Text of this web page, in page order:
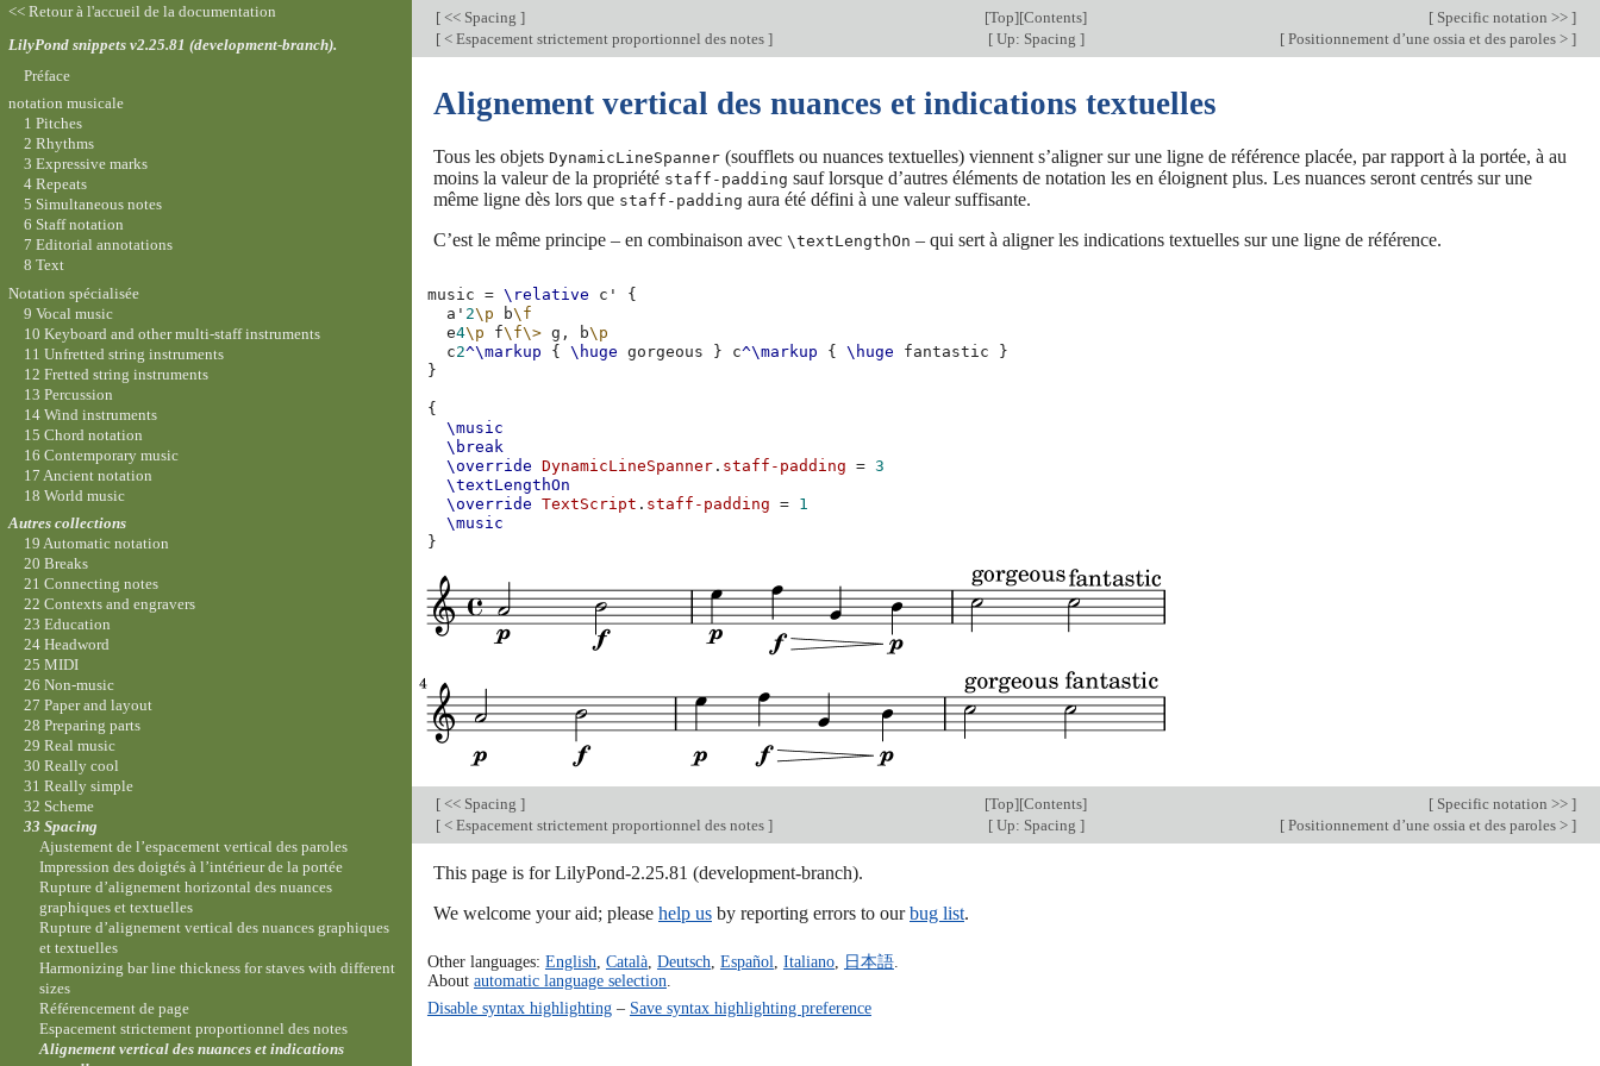
[ << Spacing ] [Top][Contents] [ Specific notation >> ]
[ < Espacement strictement proportionnel des notes ] [Up: Spacing ] [ Positionnement d’une ossia et des paroles > ]
Alignement vertical des nuances et indications textuelles
Tous les objets DynamicLineSpanner (soufflets ou nuances textuelles) viennent s’aligner sur une ligne de référence placée, par rapport à la portée, à au
moins la valeur de la propriété staff-padding sauf lorsque d’autres éléments de notation les en éloignent plus. Les nuances seront centrés sur une
même ligne dès lors que staff-padding aura été défini à une valeur suffisante.
C’est le même principe – en combinaison avec \textLengthOn – qui sert à aligner les indications textuelles sur une ligne de référence.
music = \relative c'
{
a' 2\p b\f
e4\p f\f\> g, b\p
c2^\markup { \huge gorgeous } c^\markup { \huge fantastic
}
}
{
\music
\break
\override
DynamicLineSpanner . staff-padding = 3
\textLengthOn
\override
TextScript . staff-padding = 1
\music
}
[ << Spacing ] [Top][Contents] [ Specific notation >> ]
[ < Espacement strictement proportionnel des notes ] [Up: Spacing ] [ Positionnement d’une ossia et des paroles > ]
This page is for LilyPond-2.25.81 (development-branch).
We welcome your aid; please help us by reporting errors to ourbug list.
Other languages: English Català, Deutsch Español Italiano, 日本語.
About automatic language selection
Disable syntax highlighting– Save syntax highlighting preference
<< Retour à l'accueil de la documentation
LilyPond snippets v2.25.81 (development-branch).
Préface
notation musicale
1 Pitches
2 Rhythms
3 Expressive marks
4 Repeats
5 Simultaneous notes
6 Staff notation
7 Editorial annotations
8 Text
Notation spécialisée
9 Vocal music
10 Keyboard and other multi-staff instruments
11 Unfretted string instruments
12 Fretted string instruments
13 Percussion
14 Wind instruments
15 Chord notation
16 Contemporary music
17 Ancient notation
18 World music
Autres collections
19 Automatic notation
20 Breaks
21 Connecting notes
22 Contexts and engravers
23 Education
24 Headword
25 MIDI
26 Non-music
27 Paper and layout
28 Preparing parts
29 Real music
30 Really cool
31 Really simple
32 Scheme
33 Spacing
Ajustement de l’espacement vertical des paroles
Impression des doigtés à l’intérieur de la portée
Rupture d’alignement horizontal des nuances
graphiques et textuelles
Rupture d’alignement vertical des nuances graphiques
et textuelles
Harmonizing bar line thickness for staves with different
sizes
Référencement de page
Espacement strictement proportionnel des notes
Alignement vertical des nuances et indications